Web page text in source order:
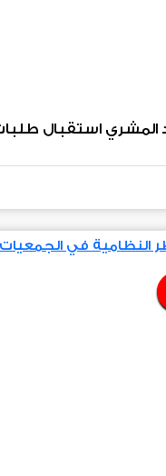
استقبال